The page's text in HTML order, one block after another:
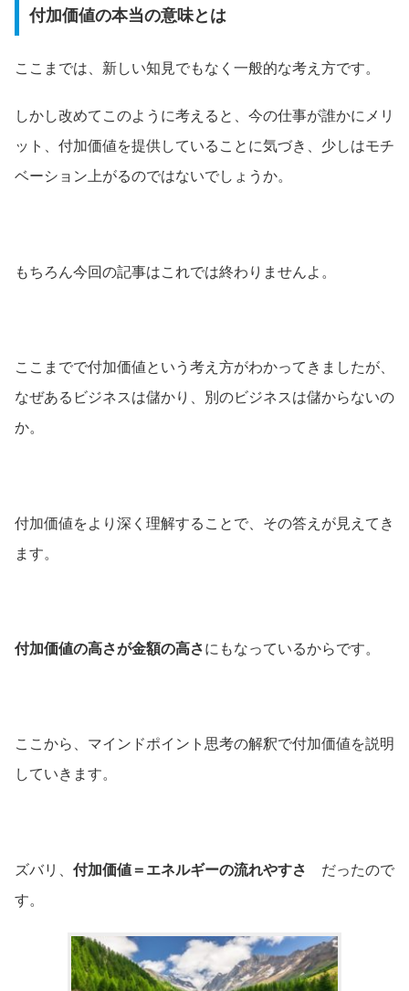
付加価値の本当の意味とは
ここまでは、新しい知見でもなく一般的な考え方です。
しかし改めてこのように考えると、今の仕事が誰かにメリ
ット、付加価値を提供していることに気づき、少しはモチ
ベーション上がるのではないでしょうか。
もちろん今回の記事はこれでは終わりませんよ。
ここまでで付加価値という考え方がわかってきましたが、
なぜあるビジネスは儲かり、別のビジネスは儲からないの
か。
付加価値をより深く理解することで、その答えが見えてき
ます。
付加価値の高さが金額の高さにもなっているからです。
ここから、マインドポイント思考の解釈で付加価値を説明
していきます。
ズバリ、 付加価値＝エネルギーの流れやすさ
だったので
す。